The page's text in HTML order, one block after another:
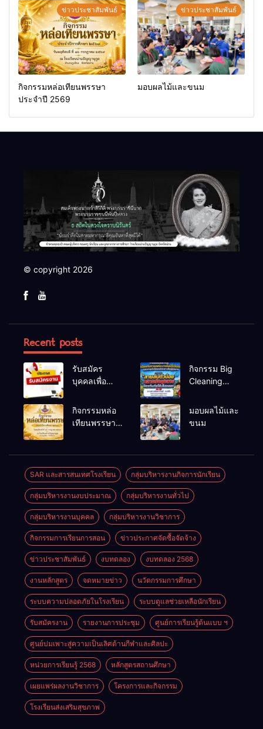
ข่าวประชาสัมพันธ์
กิจกรรมหล่อเทียนพรรษา
ประจำปี 2569
ข่าวประชาสัมพันธ์
มอบผลไม้และขนม
© copyright 2026
Recent posts
รับสมัคร
บุคคลเพื่อ
เลือกสรรเป็น
พนักงาน
กิจกรรม Big
Cleaning
ป้องกันโรคไข้
กิจกรรมหล่อ
เทียนพรรษา
มอบผลไม้และ
ขนม
SAR และสารสนเทศโรงเรียน กลุ่มบริหารงานกิจการนักเรียน
กลุ่มบริหารงานงบประมาณ กลุ่มบริหารงานทั่วไป
กลุ่มบริหารงานบุคคล กลุ่มบริหารงานวิชาการ
กิจกรรมการเรียนการสอน ข่าวประกาศจัดซื้อจัดจ้าง
ข่าวประชาสัมพันธ์ งบทดลอง งบทดลอง 2568
งานหลักสูตร จดหมายข่าว นวัตกรรมการศึกษา
ระบบความปลอดภัยในโรงเรียน ระบบดูแลช่วยเหลือนักเรียน
รับสมัครงาน รายงานการประชุม ศูนย์การเรียนรู้ต้นแบบ ฯ
ศูนย์บ่มเพาะสู่ความเป็นเลิศด้านกีฬาและศิลปะ
หน่วยการเรียนรู้ 2568 หลักสูตรสถานศึกษา
เผยแพร่ผลงานวิชาการ โครงการและกิจกรรม
โรงเรียนส่งเสริมสุขภาพ